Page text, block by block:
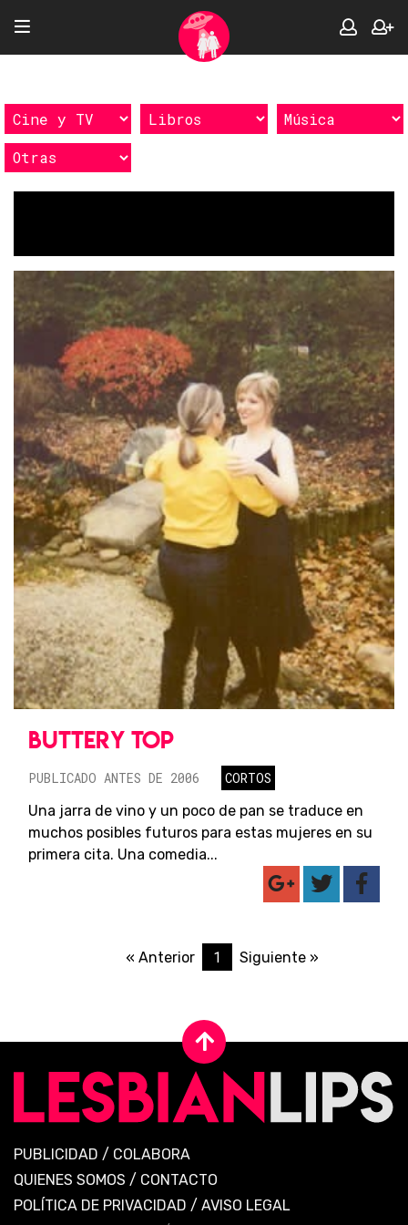
BUTTERY TOP
PUBLICADO ANTES DE 2006
CORTOS
Una jarra de vino y un poco de pan se traduce en
muchos posibles futuros para estas mujeres en su
primera cita. Una comedia...
« Anterior 1 Siguiente »
PUBLICIDAD / COLABORA
QUIENES SOMOS / CONTACTO
POLÍTICA DE PRIVACIDAD / AVISO LEGAL